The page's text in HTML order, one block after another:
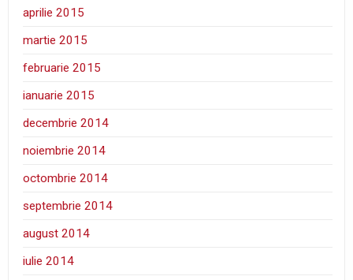
aprilie 2015
martie 2015
februarie 2015
ianuarie 2015
decembrie 2014
noiembrie 2014
octombrie 2014
septembrie 2014
august 2014
iulie 2014